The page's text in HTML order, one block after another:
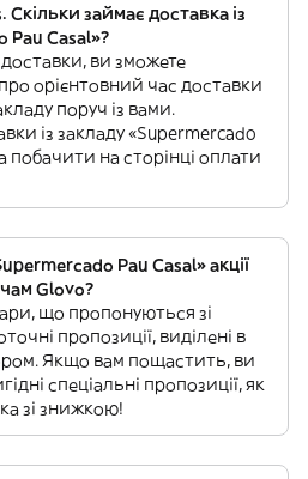
Скільки займає доставка із
Pau Casal»?
ви зможете
орієнтовний час доставки
поруч із вами.
із закладу «Supermercado
побачити на сторінці оплати
Pau Casal» акції
Glovo?
що пропонуються зі
пропозиції, виділені в
Якщо вам пощастить, ви
спеціальні пропозиції, як
зі знижкою!